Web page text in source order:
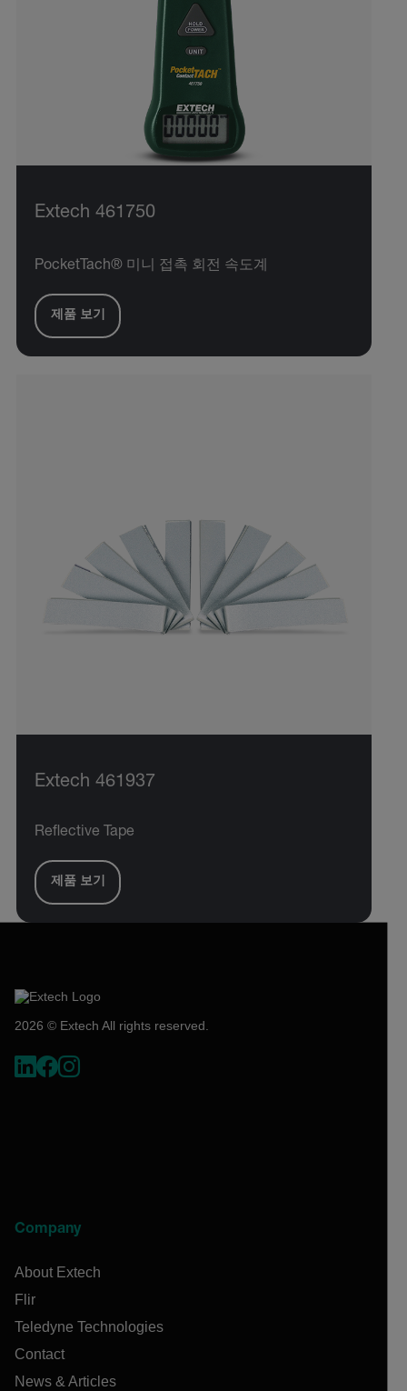
Extech 461750
PocketTach® 미니 접촉 회전 속도계
제품 보기
Extech 461937
Reflective Tape
제품 보기
2026 © Extech All rights reserved.
Company
About Extech
Flir
Teledyne Technologies
Contact
News & Articles